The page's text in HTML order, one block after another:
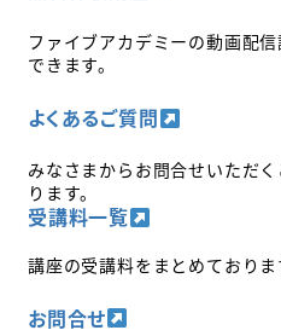
ファイブアカデミーの動画配
できます。
よくあるご質問
みなさまからお問合せいただ
ります。
受講料一覧
講座の受講料をまとめておりま
お問合せ